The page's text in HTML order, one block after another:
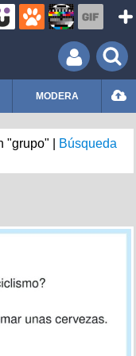
MODERA
"grupo" |
Búsqueda